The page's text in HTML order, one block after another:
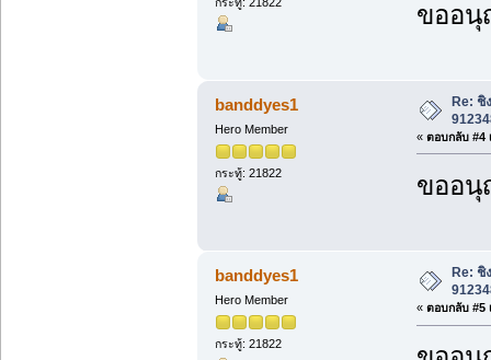
ขออนุ
banddyes1
Hero Member
กระทู้: 21822
Re: ชิ
« ตอบกลับ #4
ขออนุ
banddyes1
Hero Member
กระทู้: 21822
Re: ชิ
« ตอบกลับ #5